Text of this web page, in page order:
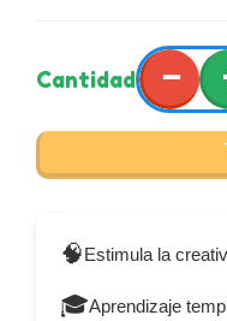
Cantidad −
🧠Estimula la
🎓Aprendizaje